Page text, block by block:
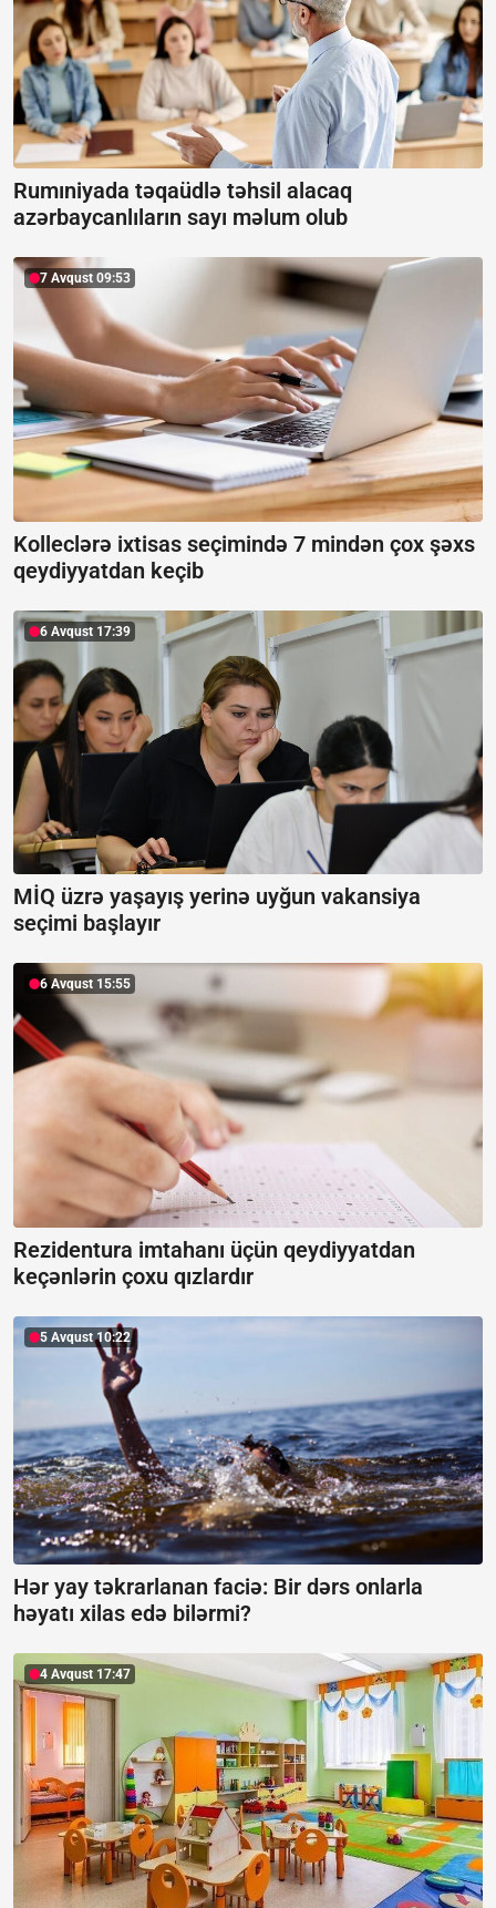
Rumıniyada təqaüdlə təhsil alacaq
azərbaycanlıların sayı məlum olub
7 Avqust 09:53
Kolleclərə ixtisas seçimində 7 mindən çox şəxs
qeydiyyatdan keçib
6 Avqust 17:39
MİQ üzrə yaşayış yerinə uyğun vakansiya
seçimi başlayır
6 Avqust 15:55
Rezidentura imtahanı üçün qeydiyyatdan
keçənlərin çoxu qızlardır
5 Avqust 10:22
Hər yay təkrarlanan faciə: Bir dərs onlarla
həyatı xilas edə bilərmi?
4 Avqust 17:47